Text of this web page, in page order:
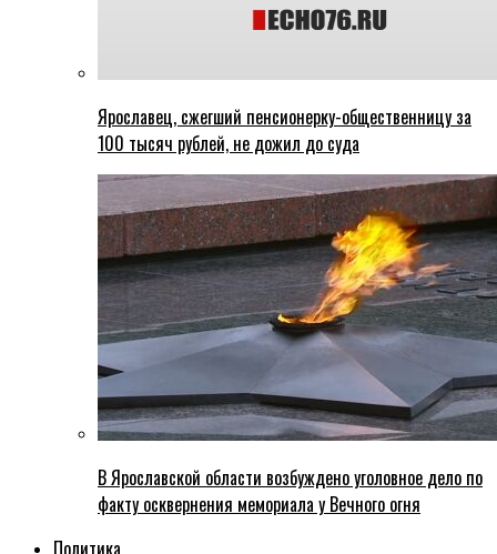
Ярославец, сжегший пенсионерку-общественницу за
100 тысяч рублей, не дожил до суда
В Ярославской области возбуждено уголовное дело по
факту осквернения мемориала у Вечного огня